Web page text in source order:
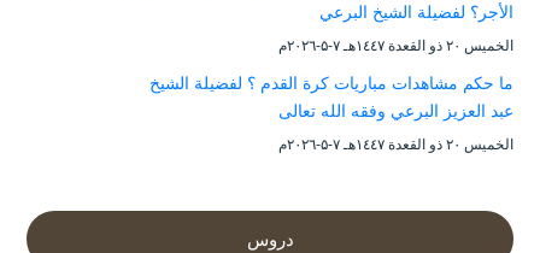
الأجر؟ لفضيلة الشيخ البرعي
الخميس ۲۰ ذو القعدة ۱٤٤۷هـ ۷-۵-۲۰۲٦م
ما حكم مشاهدات مباريات كرة القدم ؟ لفضيلة الشيخ
عبد العزيز البرعي وفقه الله تعالى
الخميس ۲۰ ذو القعدة ۱٤٤۷هـ ۷-۵-۲۰۲٦م
دروس